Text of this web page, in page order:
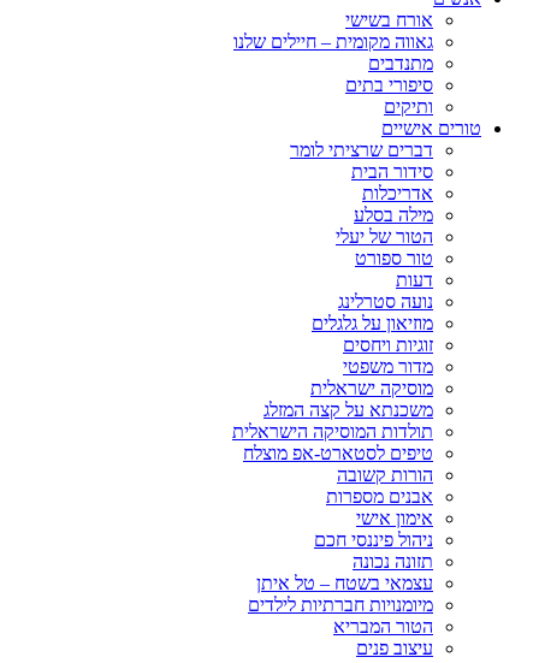
אורח בשישי
גאווה מקומית – חיילים שלנו
מתנדבים
סיפורי בתים
ותיקים
טורים אישיים
דברים שרציתי לומר
סידור הבית
אדריכלות
מילה בסלע
הטור של יעלי
טור ספורט
דעות
נועה סטרלינג
מוזיאון על גלגלים
זוגיות ויחסים
מדור משפטי
מוסיקה ישראלית
משכנתא על קצה המזלג
תולדות המוסיקה הישראלית
טיפים לסטארט-אפ מוצלח
הורות קשובה
אבנים מספרות
אימון אישי
ניהול פיננסי חכם
תזונה נכונה
עצמאי בשטח – טל איתן
מיומנויות חברתיות לילדים
הטור המבריא
עיצוב פנים